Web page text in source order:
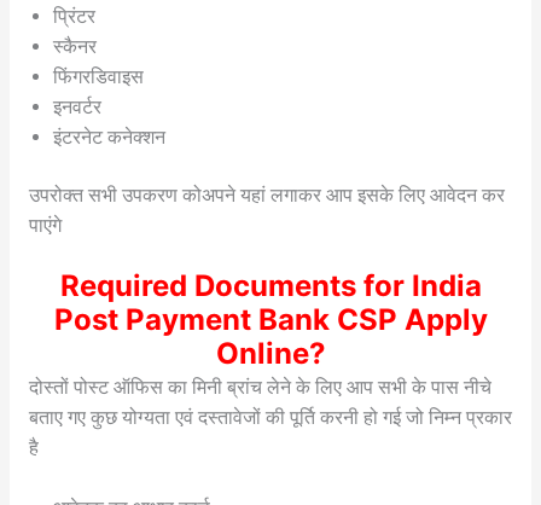
प्रिंटर
स्कैनर
फिंगरडिवाइस
इनवर्टर
इंटरनेट कनेक्शन
उपरोक्त सभी उपकरण कोअपने यहां लगाकर आप इसके लिए आवेदन कर
पाएंगे
Required Documents for India
Post Payment Bank CSP Apply
Online?
दोस्तों पोस्ट ऑफिस का मिनी ब्रांच लेने के लिए आप सभी के पास नीचे
बताए गए कुछ योग्यता एवं दस्तावेजों की पूर्ति करनी हो गई जो निम्न प्रकार
है